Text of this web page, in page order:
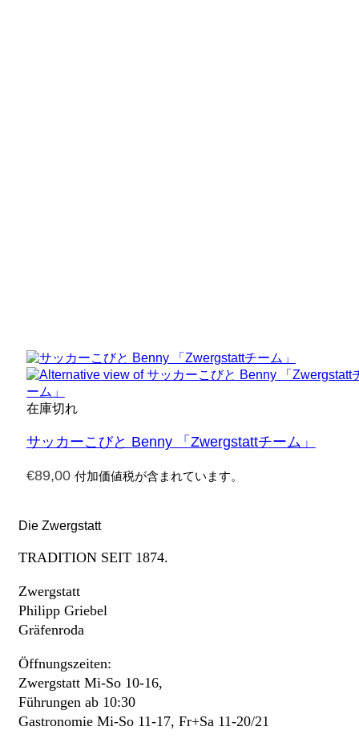
在庫切れ
サッカーこびと Benny 「Zwergstattチーム」
€89,00 付加価値税が含まれています。
Die Zwergstatt
TRADITION SEIT 1874.
Zwergstatt
Philipp Griebel
Gräfenroda
Öffnungszeiten:
Zwergstatt Mi-So 10-16,
Führungen ab 10:30
Gastronomie Mi-So 11-17, Fr+Sa 11-20/21